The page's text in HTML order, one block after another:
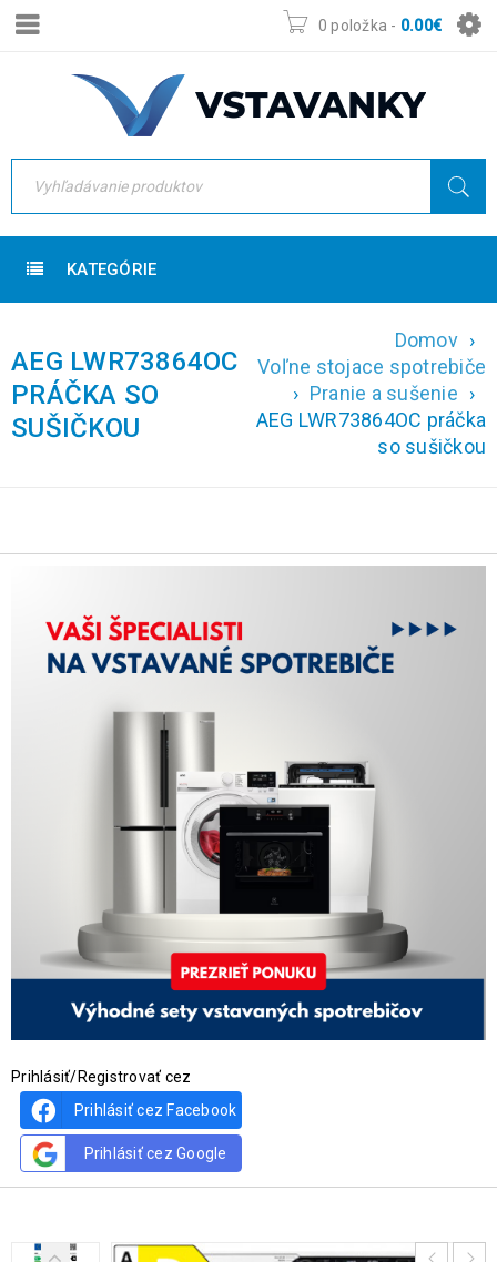
0 položka - 0.00€
KATEGÓRIE
AEG LWR73864OC
PRÁČKA SO
SUŠIČKOU
Domov ›
Voľne stojace spotrebiče
› Pranie a sušenie ›
AEG LWR73864OC práčka
so sušičkou
Prihlásiť/Registrovať cez
Prihlásiť cez Facebook
Prihlásiť cez Google